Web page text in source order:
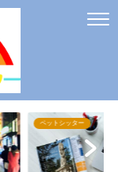
ペットシッター